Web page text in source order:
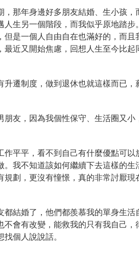
那年身邊好多朋友結婚、生小孩，
生另一個階段，而我似乎原地踏步
是一個人自由自在也滿好的，而且
近又開始焦慮，回想人生至今比起
遷制度，做到退休也就這樣而已，
朋友，因為我個性保守、生活圈又小
平平，看不到自己有什麼優點可以
我不知道該如何繼續下去這樣的生
劃，更沒有憧憬，真的非常討厭現
結婚了，他們都羨慕我的單身生活
會有改變，能救我的只有我自己，
個人說說話。